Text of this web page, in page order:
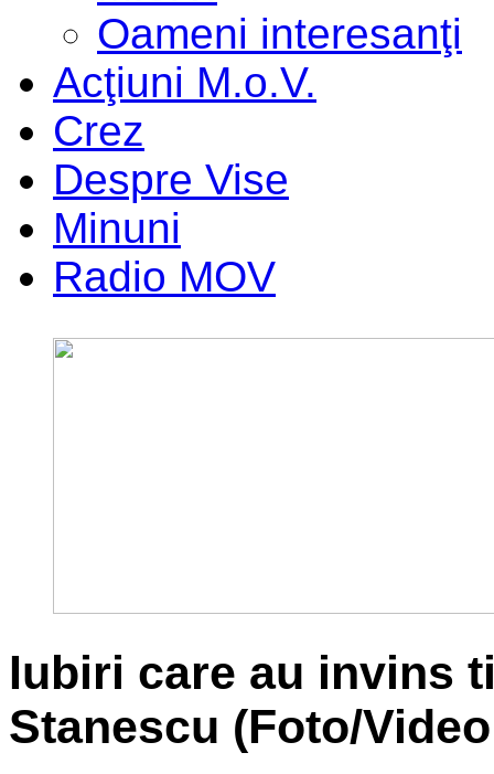
Oameni interesanţi
Acţiuni M.o.V.
Crez
Despre Vise
Minuni
Radio MOV
Iubiri care au invins
Stanescu (Foto/